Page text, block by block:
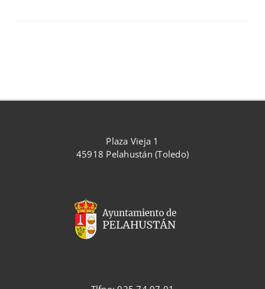
Plaza Vieja 1
45918 Pelahustán (Toledo)